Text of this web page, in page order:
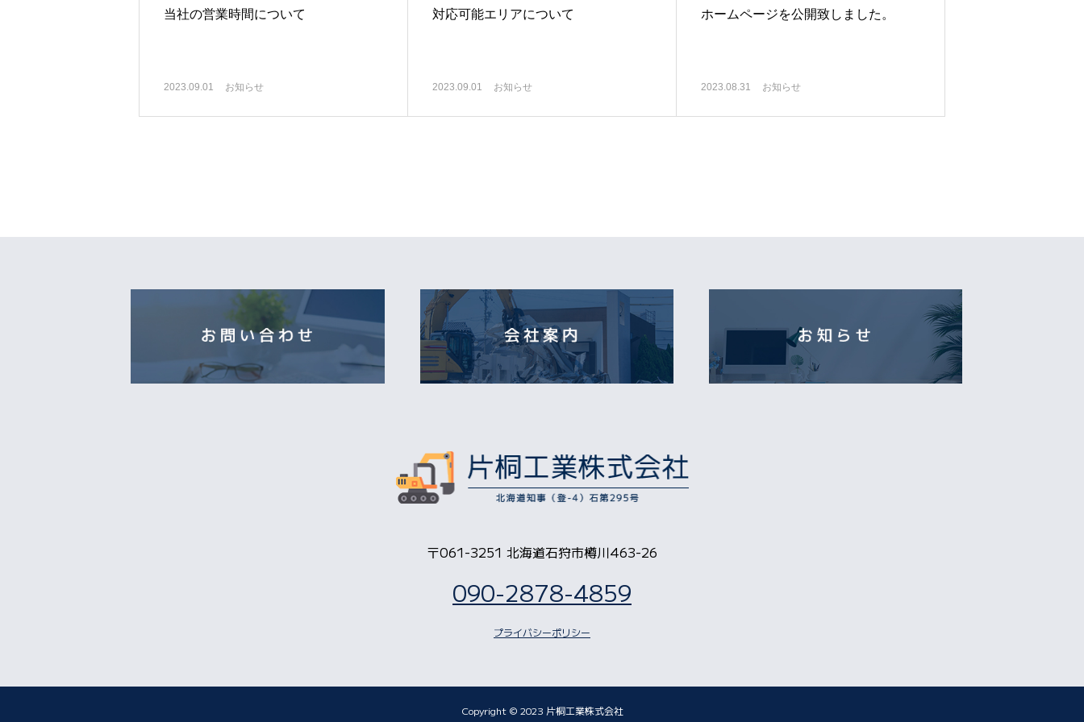
当社の営業時間について
2023.09.01 お知らせ
対応可能エリアについて
2023.09.01 お知らせ
ホームページを公開致しました。
2023.08.31 お知らせ
〒061-3251 北海道石狩市樽川463-26
090-2878-4859
プライバシーポリシー
Copyright © 2023 片桐工業株式会社